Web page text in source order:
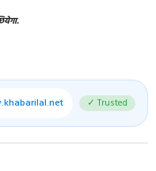
✓ Trusted